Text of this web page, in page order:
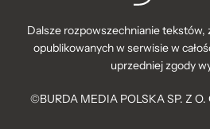
Dalsze rozpowszechnianie tekstów,
opublikowanych w serwisie w
uprzedniej zgody
©BURDA MEDIA POLSKA SP. Z